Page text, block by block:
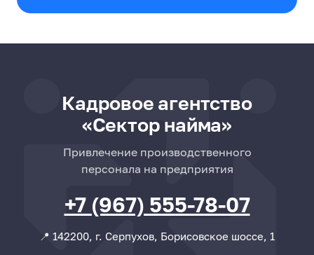
+7 (967) 555-78-07
📍 142200, г. Серпухов, Борисовское шоссе, 1
Привлечение производственного
персонала на предприятия
Кадровое агентство
«Сектор найма»